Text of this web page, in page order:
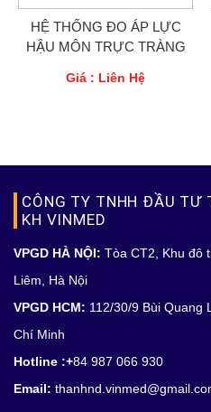
HỆ THỐNG ĐO ÁP LỰC
HẬU MÔN TRỰC TRÀNG
Giá : Liên Hệ
CÔNG TY TNHH ĐẦU TƯ
KH VINMED
VPGD HÀ NỘI: Tòa CT2, Khu đô
Liêm, Hà Nội
VPGD HCM: 112/30/9 Bùi Quang
Chí Minh
Hotline :+84 987 066 930
Email: